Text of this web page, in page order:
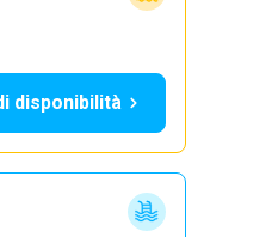
disponibilità